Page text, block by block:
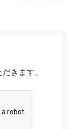
きます。